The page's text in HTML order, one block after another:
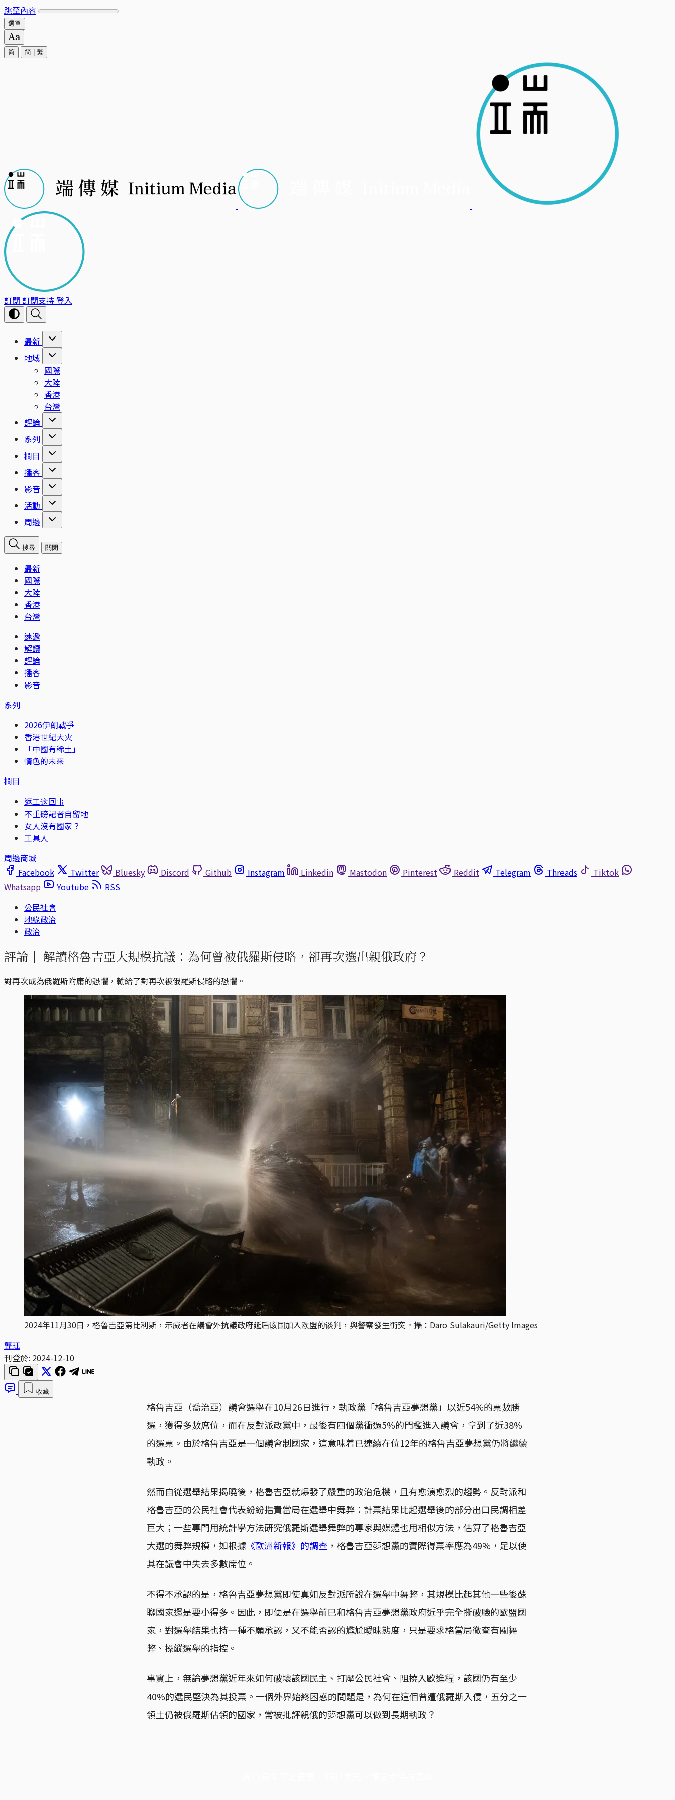
跳至內容
選單
简 简 繁
訂閱 訂閱支持登入
最新
地域
國際
大陸
香港
台灣
評論
系列
欄目
播客
影音
活動
周邊
搜尋 關閉
最新
國際
大陸
香港
台灣
速遞
解讀
評論
播客
影音
系列
2026伊朗戰爭
香港世紀大火
「中國有稀土」
情色的未來
欄目
返工这回事
不重磅記者自留地
女人沒有國家？
工具人
周邊商城
Facebook
Twitter Bluesky Discord Github Instagram Linkedin Mastodon Pinterest Reddit Telegram Threads
Tiktok
Whatsapp
Youtube
RSS
公民社會
地緣政治
政治
評論｜ 解讀格魯吉亞大規模抗議：為何曾被俄羅斯侵略，卻再次選出親俄政府？
對再次成為俄羅斯附庸的恐懼，輸給了對再次被俄羅斯侵略的恐懼。
2024年11月30日，格魯吉亞第比利斯，示威者在議會外抗議政府延后该国加入欧盟的谈判，與警察發生衝突。攝：Daro Sulakauri/Getty Images
龔珏
刊登於: 2024-12-10
收藏
格魯吉亞（喬治亞）議會選舉在10月26日進行，執政黨「格魯吉亞夢想黨」以近54%的票數勝
選，獲得多數席位，而在反對派政黨中，最後有四個黨衝過5%的門檻進入議會，拿到了近38%
的選票。由於格魯吉亞是一個議會制國家，這意味着已連續在位12年的格魯吉亞夢想黨仍將繼續
執政。
然而自從選舉結果揭曉後，格魯吉亞就爆發了嚴重的政治危機，且有愈演愈烈的趨勢。反對派和
格魯吉亞的公民社會代表紛紛指責當局在選舉中舞弊：計票結果比起選舉後的部分出口民調相差
巨大；一些專門用統計學方法研究俄羅斯選舉舞弊的專家與媒體也用相似方法，估算了格魯吉亞
大選的舞弊規模，如根據 《歐洲新報》的調查 ，格魯吉亞夢想黨的實際得票率應為49%，足以使
其在議會中失去多數席位。
不得不承認的是，格魯吉亞夢想黨即使真如反對派所說在選舉中舞弊，其規模比起其他一些後蘇
聯國家還是要小得多。因此，即便是在選舉前已和格魯吉亞夢想黨政府近乎完全撕破臉的歐盟國
家，對選舉結果也持一種不願承認，又不能否認的尷尬曖昧態度，只是要求格當局徹查有關舞
弊、操縱選舉的指控。
事實上，無論夢想黨近年來如何破壞該國民主、打壓公民社會、阻撓入歐進程，該國仍有至少
40%的選民堅決為其投票。一個外界始終困惑的問題是，為何在這個曾遭俄羅斯入侵，五分之一
領土仍被俄羅斯佔領的國家，常被批評親俄的夢想黨可以做到長期執政？